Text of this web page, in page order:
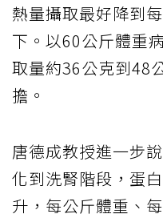
熱量攝取最好降到
下。以60公斤體重
取量約36公克到48
擔。
唐德成教授進一步
化到洗腎階段，蛋
升，每公斤體重、